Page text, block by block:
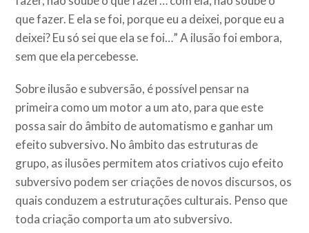
que fazer. E ela se foi, porque eu a deixei, porque eu a
deixei? Eu só sei que ela se foi…” A ilusão foi embora,
sem que ela percebesse.
Sobre ilusão e subversão, é possível pensar na
primeira como um motor a um ato, para que este
possa sair do âmbito de automatismo e ganhar um
efeito subversivo. No âmbito das estruturas de
grupo, as ilusões permitem atos criativos cujo efeito
subversivo podem ser criações de novos discursos, os
quais conduzem a estruturações culturais. Penso que
toda criação comporta um ato subversivo.